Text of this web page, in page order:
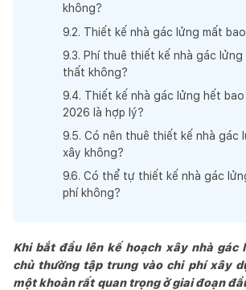
không?
9.2. Thiết kế nhà gác lửng mất
9.3. Phí thuê thiết kế nhà gác
thất không?
9.4. Thiết kế nhà gác lửng hết bao
2026 là hợp lý?
9.5. Có nên thuê thiết kế nhà gác
xây không?
9.6. Có thể tự thiết kế nhà gác
phí không?
Khi bắt đầu lên kế hoạch xây nhà gác
chủ thường tập trung vào chi phí xây
một khoản rất quan trọng ở giai đoạn